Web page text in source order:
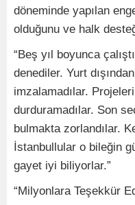
döneminde yapılan
olduğunu ve halk
“Beş yıl boyunca
denediler. Yurt
imzalamadılar.
durduramadılar. Son
bulmakta zorlandılar.
İstanbullular o bileğin
gayet iyi biliyorlar.”
“Milyonlara Teşekkür